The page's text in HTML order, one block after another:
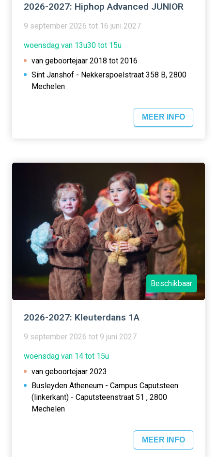
2026-2027: Hiphop Advanced JUNIOR
9 september 2026 tot 16 juni 2027
woensdag van 13u30 tot 15u
van geboortejaar 2018 tot 2016
Sint Janshof - Nekkerspoelstraat 358 B, 2800
Mechelen
MEER INFO
Beschikbaar
2026-2027: Kleuterdans 1A
9 september 2026 tot 9 juni 2027
woensdag van 14 tot 15u
van geboortejaar 2023
Busleyden Atheneum - Campus Caputsteen
(linkerkant) - Caputsteenstraat 51 , 2800
Mechelen
MEER INFO